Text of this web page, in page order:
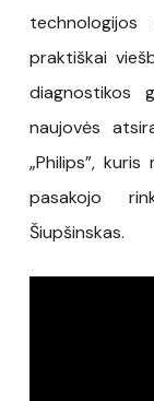
praktiškai
diagnostikos
naujovės
„Philips”,
pasakojo
Šiupšinskas.